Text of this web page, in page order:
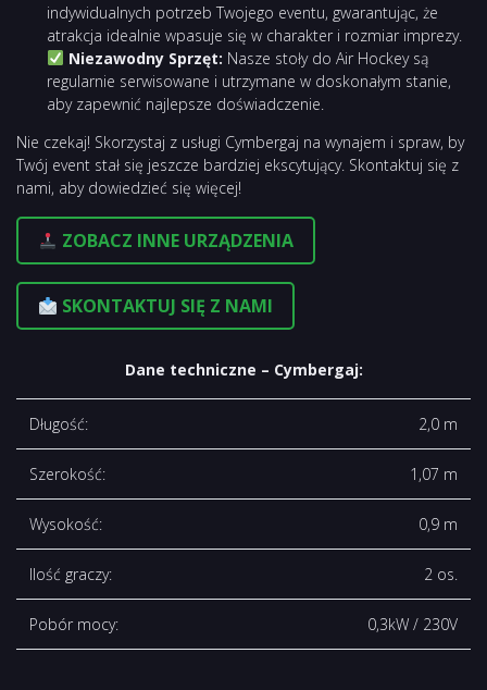
indywidualnych potrzeb Twojego eventu, gwarantując, że
atrakcja idealnie wpasuje się w charakter i rozmiar imprezy.
Niezawodny Sprzęt: Nasze stoły do Air Hockey są
regularnie serwisowane i utrzymane w doskonałym stanie,
aby zapewnić najlepsze doświadczenie.
Nie czekaj! Skorzystaj z usługi Cymbergaj na wynajem i spraw, by
Twój event stał się jeszcze bardziej ekscytujący. Skontaktuj się z
nami, aby dowiedzieć się więcej!
ZOBACZ INNE URZĄDZENIA
SKONTAKTUJ SIĘ Z NAMI
Dane techniczne – Cymbergaj:
Długość: 2,0 m
Szerokość: 1,07 m
Wysokość: 0,9 m
Ilość graczy: 2 os.
Pobór mocy: 0,3kW / 230V